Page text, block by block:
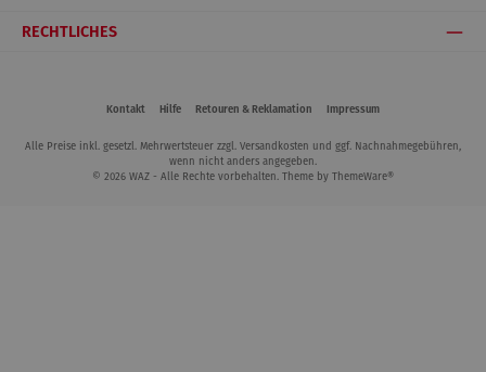
RECHTLICHES
Kontakt Hilfe Retouren & Reklamation Impressum
Alle Preise inkl. gesetzl. Mehrwertsteuer zzgl. Versandkosten und ggf. Nachnahmegebühren,
wenn nicht anders angegeben.
© 2026 WAZ - Alle Rechte vorbehalten. Theme by ThemeWare®